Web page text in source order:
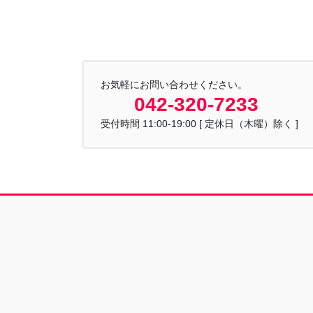
お気軽にお問い合わせください。
042-320-7233
受付時間 11:00-19:00 [ 定休日（木曜）除く ]